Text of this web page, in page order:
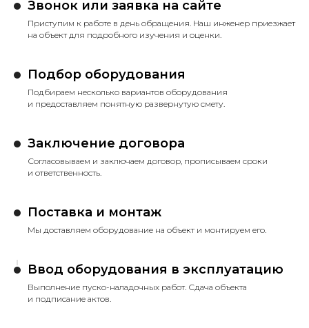
Звонок или заявка на сайте
Приступим к работе в день обращения. Наш инженер приезжает
на объект для подробного изучения и оценки.
Подбор оборудования
Подбираем несколько вариантов оборудования
и предоставляем понятную развернутую смету.
Заключение договора
Согласовываем и заключаем договор, прописываем сроки
и ответственность.
Поставка и монтаж
Мы доставляем оборудование на объект и монтируем его.
Ввод оборудования в эксплуатацию
Выполнение пуско-наладочных работ. Сдача объекта
и подписание актов.